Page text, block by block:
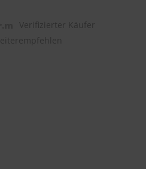
Verifizierter Käufer